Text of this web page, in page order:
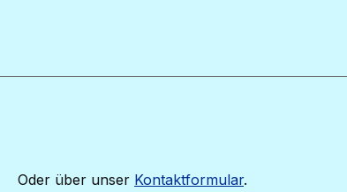
Oder über unser Kontaktformular.